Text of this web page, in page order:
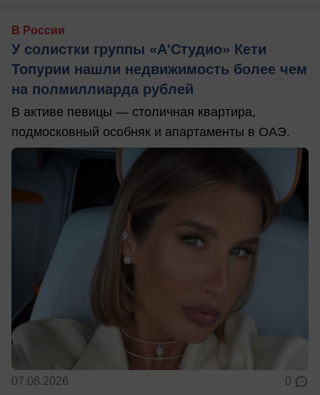
В России
У солистки группы «А'Студио» Кети
Топурии нашли недвижимость более чем
на полмиллиарда рублей
В активе певицы — столичная квартира,
подмосковный особняк и апартаменты в ОАЭ.
07.08.2026 0